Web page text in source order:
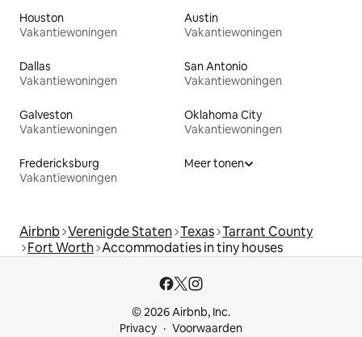
Houston
Vakantiewoningen
Austin
Vakantiewoningen
Dallas
Vakantiewoningen
San Antonio
Vakantiewoningen
Galveston
Vakantiewoningen
Oklahoma City
Vakantiewoningen
Fredericksburg
Vakantiewoningen
Meer tonen
Airbnb Verenigde Staten Texas Tarrant County
Fort Worth Accommodaties in tiny houses
© 2026 Airbnb, Inc.
Privacy
Voorwaarden